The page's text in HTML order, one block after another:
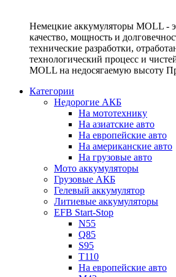
Немецкие аккумуляторы MOLL -
качество, мощность и
технические разработки,
технологический процесс и
MOLL на недосягаемую высоту
Категории
Недорогие АКБ
На мототехнику
На азиатские авто
На европейские авто
На американские авто
На грузовые авто
Мото аккумуляторы
Грузовые АКБ
Гелевый аккумулятор
Литиевые аккумуляторы
EFB Start-Stop
N55
Q85
S95
T110
На европейские авто